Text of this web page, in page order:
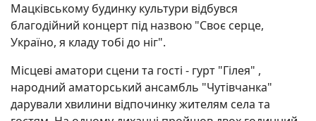
Мацківському будинку культури відбувся
благодійний концерт під назвою "Своє серце,
Україно, я кладу тобі до ніг".
Місцеві аматори сцени та гості - гурт "Гілея" ,
народний аматорський ансамбль "Чутівчанка"
дарували хвилини відпочинку жителям села та